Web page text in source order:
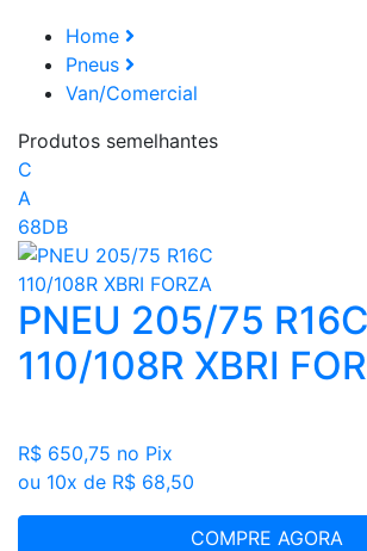
Home
Pneus
Van/Comercial
Produtos semelhantes
C
A
68DB
PNEU 205/75 R16C
110/108R XBRI
R$ 650,75 no Pix
ou 10x de R$ 68,50
COMPRE AGORA